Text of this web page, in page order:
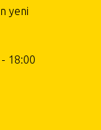
yeni
18:00